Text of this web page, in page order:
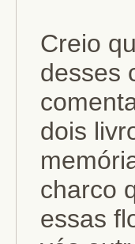
Creio
desses
dois
charco
essas